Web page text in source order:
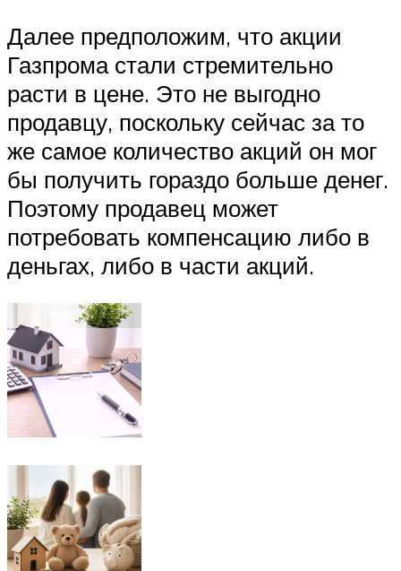
Далее предположим, что акции
Газпрома стали стремительно
расти в цене. Это не выгодно
продавцу, поскольку сейчас за то
же самое количество акций он мог
бы получить гораздо больше денег.
Поэтому продавец может
потребовать компенсацию либо в
деньгах, либо в части акций.